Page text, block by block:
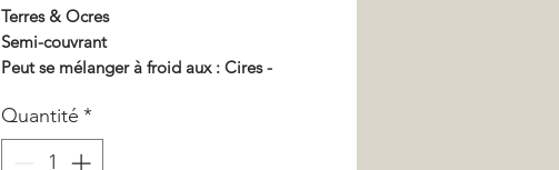
Terres & Ocres
Semi-couvrant
Peut se mélanger à froid aux : Cires -
Quantité *